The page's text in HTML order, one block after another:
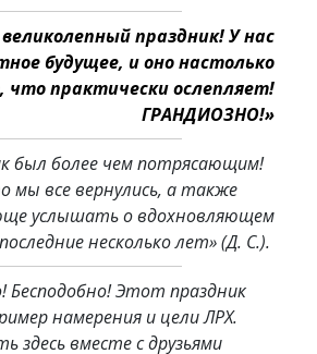
праздник! У нас
будущее, и оно настолько
что практически ослепляет!
ГРАНДИОЗНО!»
был более чем потрясающим!
мы все вернулись, а также
услышать о вдохновляющем
несколько лет»(Д. С.).
Бесподобно! Этот праздник
намерения и цели ЛРХ.
здесь вместе с друзьями